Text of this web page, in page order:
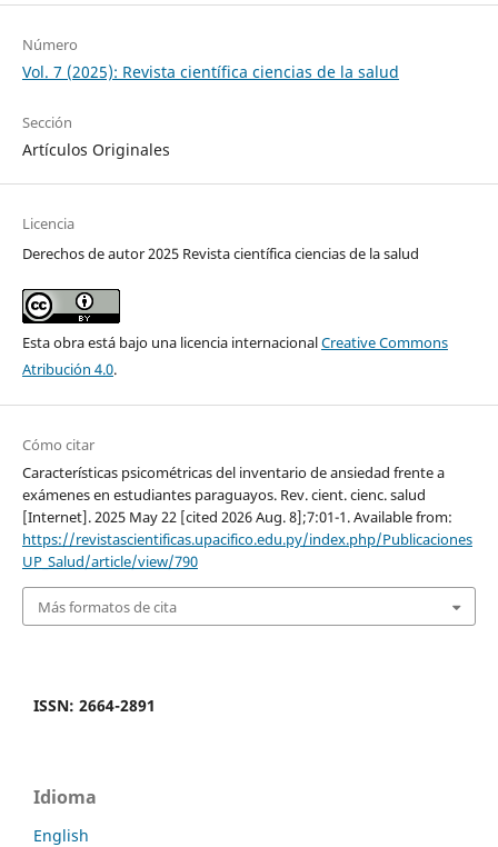
Número
Vol. 7 (2025): Revista científica ciencias de la salud
Sección
Artículos Originales
Licencia
Derechos de autor 2025 Revista científica ciencias de la salud
Esta obra está bajo una licencia internacionalCreative Commons
Atribución 4.0.
Cómo citar
Características psicométricas del inventario de ansiedad frente a
exámenes en estudiantes paraguayos. Rev. cient. cienc. salud
[Internet]. 2025 May 22 [cited 2026 Aug. 8];7:01-1. Available from:
https://revistascientificas.upacifico.edu.py/index.php/Publicaciones
UP_Salud/article/view/790
Más formatos de cita
ISSN: 2664-2891
Idioma
English